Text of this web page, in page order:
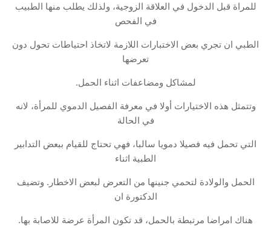
للمراة قبل الدخول في العلاقة الزوجية، ولذلك يطلب منها الطبيب
في الفحص
الطبي ان تجري بعض الاختبارات اللازمة لاتخاذ احتياطات تحول دون
تعرضها
لمشاكل ومضاعفات اثناء الحمل.
وتتمثل هذه الاختيارات أولا في معرفة الفصيل الدموي للمرأة، لانه
في الحالة
التي تحمل فيه فصيلا دمويا سالبا، فهي تحتاج للقيام ببعض التدابير
الطبية اثناء
الحمل والولادة لتحمي جنينها من التعرض لبعض الاخطار. وتضيف
الدكتورة ان
هناك امراضا مرتبطة بالحمل، قد تكون المرأة عرضة للاصابة بها.